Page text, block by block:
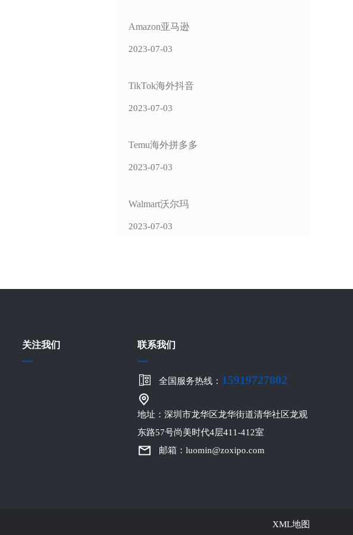
Amazon亚马逊
2023-07-03
TikTok海外抖音
2023-07-03
Temu海外拼多多
2023-07-03
Walmart沃尔玛
2023-07-03
关注我们 联系我们
全国服务热线： 15919727802
地址：深圳市龙华区龙华街道清华社区龙观
东路57号尚美时代4层411-412室
邮箱：luomin@zoxipo.com
XML地图